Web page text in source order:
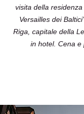
visita della
Versailles dei
Riga, capitale della
in hotel. Cena e